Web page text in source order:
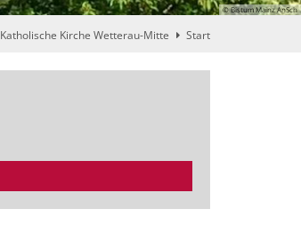
© Bistum Mainz AnSch
Katholische Kirche Wetterau-Mitte Start